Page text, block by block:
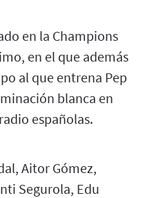
en la Champions
en el que además
al que entrena Pep
blanca en
españolas.
Aitor Gómez,
Segurola, Edu